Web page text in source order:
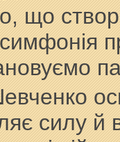
що
силу й